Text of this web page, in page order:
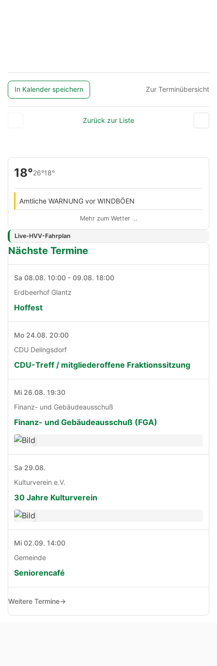
In Kalender speichern Zur Terminübersicht
Zurück zur Liste
18°26°18°
Amtliche WARNUNG vor WINDBÖEN
Mehr zum Wetter …
Live-HVV-Fahrplan
Nächste Termine
Sa 08.08. 10:00 - 09.08. 18:00
Erdbeerhof Glantz
Hoffest
Mo 24.08. 20:00
CDU Delingsdorf
CDU-Treff / mitgliederoffene Fraktionssitzung
Mi 26.08. 19:30
Finanz- und Gebäudeausschuß
Finanz- und Gebäudeausschuß (FGA)
Sa 29.08.
Kulturverein e.V.
30 Jahre Kulturverein
Mi 02.09. 14:00
Gemeinde
Seniorencafé
Weitere Termine→